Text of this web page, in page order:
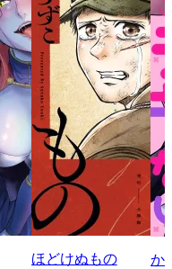
ほどけぬもの
か